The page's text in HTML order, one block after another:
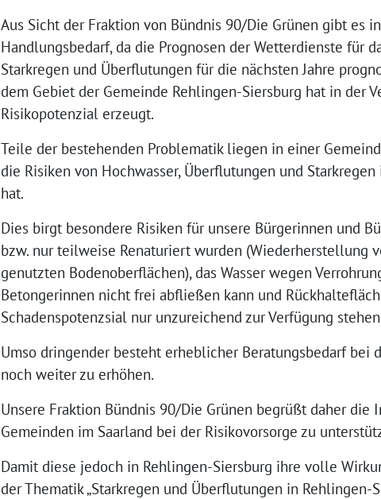
Aus Sicht der Fraktion von Bündnis 90/Die Grünen gibt es
Handlungsbedarf, da die Prognosen der Wetterdienste für
Starkregen und Überflutungen für die nächsten Jahre
dem Gebiet der Gemeinde Rehlingen-Siersburg hat in der
Risikopotenzial erzeugt.
Teile der bestehenden Problematik liegen in einer
die Risiken von Hochwasser, Überflutungen und
hat.
Dies birgt besondere Risiken für unsere Bürgerinnen und
bzw. nur teilweise Renaturiert wurden (Wiederherstellung
genutzten Bodenoberflächen), das Wasser wegen
Betongerinnen nicht frei abfließen kann und
Schadenspotenzsial nur unzureichend zur Verfügung
Umso dringender besteht erheblicher Beratungsbedarf bei
noch weiter zu erhöhen.
Unsere Fraktion Bündnis 90/Die Grünen begrüßt daher
Gemeinden im Saarland bei der Risikovorsorge zu
Damit diese jedoch in Rehlingen-Siersburg ihre volle
der Thematik „Starkregen und Überflutungen in